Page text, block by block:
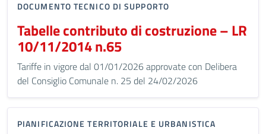
DOCUMENTO TECNICO DI SUPPORTO
Tabelle contributo di costruzione – LR
10/11/2014 n.65
Tariffe in vigore dal 01/01/2026 approvate con Delibera
del Consiglio Comunale n. 25 del 24/02/2026
PIANIFICAZIONE TERRITORIALE E URBANISTICA